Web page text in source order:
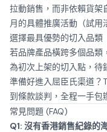
拉動銷售，而非依賴貨架
月的具體推廣活動（試用
選擇最具優勢的切入品類
若品牌產品橫跨多個品類
為初次上架的切入點，待
準備好進入屈臣氏渠道？
到條款談判，全程一手包
常見問題 (FAQ)
Q1: 沒有香港銷售紀錄的